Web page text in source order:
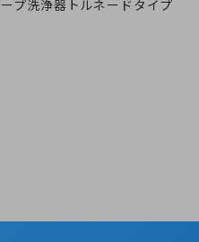
プ洗浄器トルネードタイプ